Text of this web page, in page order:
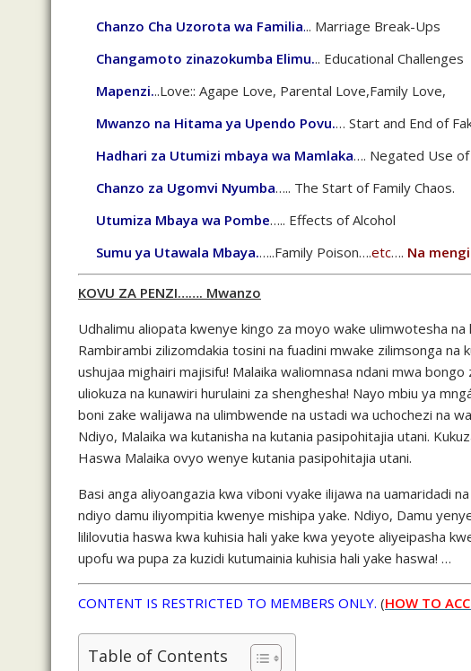
Chanzo Cha Uzorota wa Familia... Marriage Break-Ups
Changamoto zinazokumba Elimu... Educational Challenges
Mapenzi...Love:: Agape Love, Parental Love,Family Love,
Mwanzo na Hitama ya Upendo Povu.… Start and End of
Hadhari za Utumizi mbaya wa Mamlaka…. Negated Use
Chanzo za Ugomvi Nyumba….. The Start of Family Chaos.
Utumiza Mbaya wa Pombe….. Effects of Alcohol
Sumu ya Utawala Mbaya.…..Family Poison….etc…. Na
KOVU ZA PENZI……. Mwanzo
Udhalimu aliopata kwenye kingo za moyo wake ulimwotesha
Rambirambi zilizomdakia tosini na fuadini mwake zilimsonga
ushujaa mighairi majisifu! Malaika waliomnasa ndani mwa
uliokuza na kunawiri hurulaini za shenghesha! Nayo mbiu ya
boni zake walijawa na ulimbwende na ustadi wa uchochezi na
Ndiyo, Malaika wa kutanisha na kutania pasipohitajia utani.
Haswa Malaika ovyo wenye kutania pasipohitajia utani.
Basi anga aliyoangazia kwa viboni vyake ilijawa na uamaridadi
ndiyo damu iliyompitia kwenye mishipa yake. Ndiyo, Damu
lililovutia haswa kwa kuhisia hali yake kwa yeyote aliyeipasha
upofu wa pupa za kuzidi kutumainia kuhisia hali yake haswa! …
CONTENT IS RESTRICTED TO MEMBERS ONLY. (HOW TO
Table of Contents